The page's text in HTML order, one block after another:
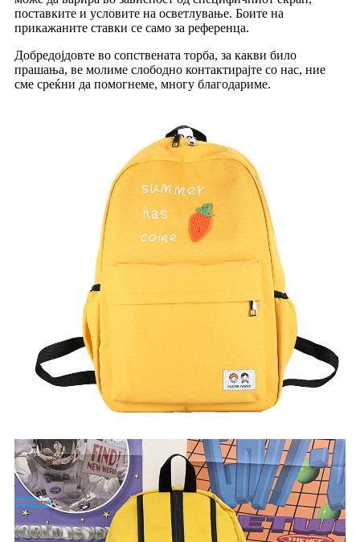
поставките и условите на осветлување. Боите на
прикажаните ставки се само за референца.
Добредојдовте во сопствената торба, за какви било
прашања, ве молиме слободно контактирајте со нас, ние
сме среќни да помогнеме, многу благодариме.